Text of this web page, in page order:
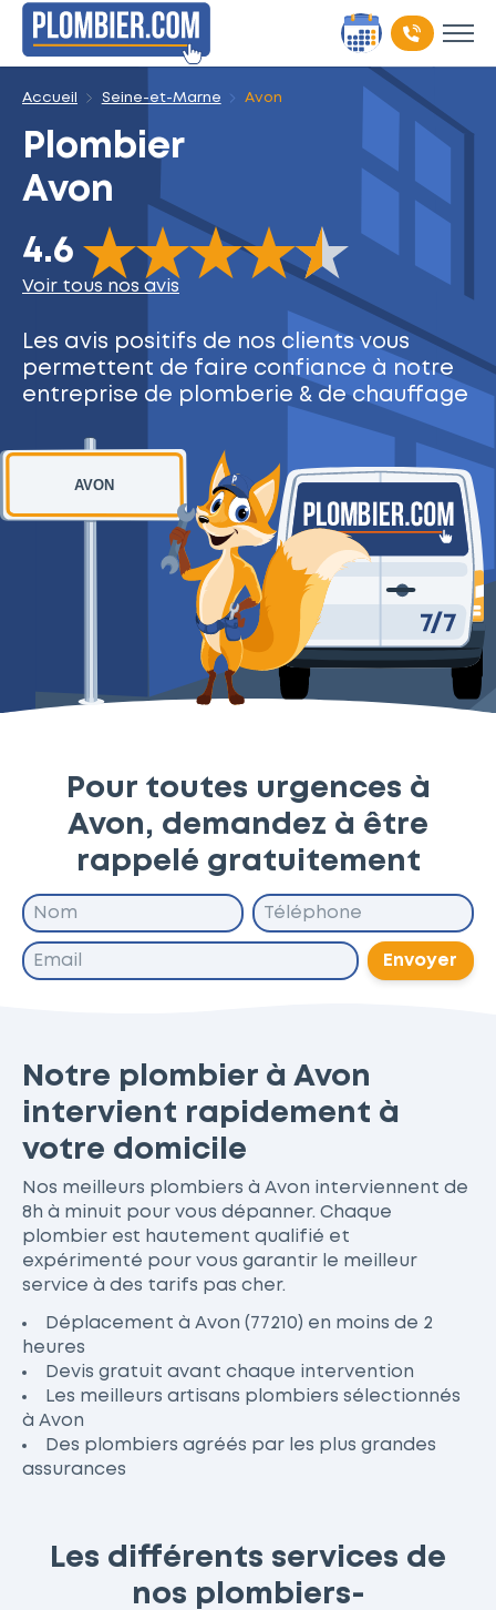
Accueil Seine-et-Marne Avon
Plombier
Avon
4.6
The rating of this product is 4.6out of 5
Voir tous nos avis
Les avis positifs de nos clientsvous
permettent de faire confiance à notre
entreprise de plomberie & de chauffage
AVON
Pour toutes urgences à
Avon, demandez à être
rappelé gratuitement
Envoyer
Notre plombier à Avon
intervient rapidement à
votre domicile
Nos meilleurs plombiers à Avon interviennent de
8h à minuit pour vous dépanner. Chaque
plombier est hautement qualifié et
expérimenté pour vous garantir le meilleur
service à des tarifs pas cher.
Déplacement à Avon (77210) en moins de 2
heures
Devis gratuit avant chaque intervention
Les meilleurs artisans plombiers sélectionnés
à Avon
Des plombiers agréés par les plus grandes
assurances
Les différents services de
nos plombiers-